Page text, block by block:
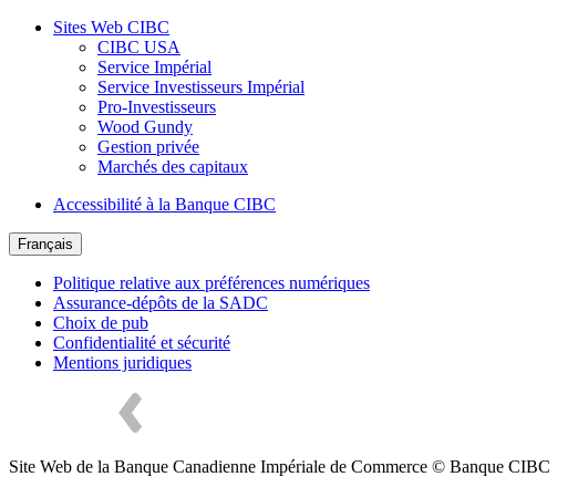
Sites Web CIBC
CIBC USA
Service Impérial
Service Investisseurs Impérial
Pro-Investisseurs
Wood Gundy
Gestion privée
Marchés des capitaux
Accessibilité à la Banque CIBC
Français
Politique relative aux préférences numériques
Assurance-dépôts de la SADC
Choix de pub
Confidentialité et sécurité
Mentions juridiques
Site Web de la Banque Canadienne Impériale de Commerce © Banque CIBC